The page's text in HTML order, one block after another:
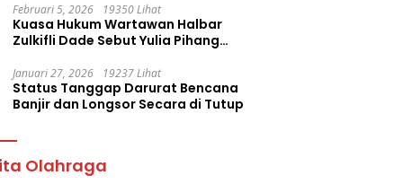
Februari 5, 2026 19350 Lihat
Kuasa Hukum Wartawan Halbar
Zulkifli Dade Sebut Yulia Pihang
Januari 27, 2026 19237 Lihat
Status Tanggap Darurat Bencana
Banjir dan Longsor Secara di Tutup
Olahraga